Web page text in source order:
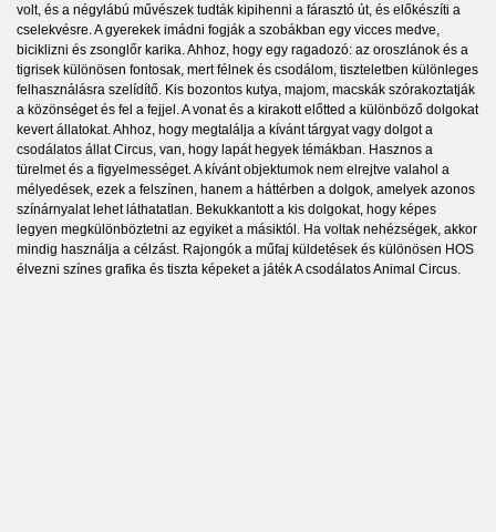
volt, és a négylábú művészek tudták kipihenni a fárasztó út, és előkészíti a
cselekvésre. A gyerekek imádni fogják a szobákban egy vicces medve,
biciklizni és zsonglőr karika. Ahhoz, hogy egy ragadozó: az oroszlánok és a
tigrisek különösen fontosak, mert félnek és csodálom, tiszteletben különleges
felhasználásra szelídítő. Kis bozontos kutya, majom, macskák szórakoztatják
a közönséget és fel a fejjel. A vonat és a kirakott előtted a különböző dolgokat
kevert állatokat. Ahhoz, hogy megtalálja a kívánt tárgyat vagy dolgot a
csodálatos állat Circus, van, hogy lapát hegyek témákban. Hasznos a
türelmet és a figyelmességet. A kívánt objektumok nem elrejtve valahol a
mélyedések, ezek a felszínen, hanem a háttérben a dolgok, amelyek azonos
színárnyalat lehet láthatatlan. Bekukkantott a kis dolgokat, hogy képes
legyen megkülönböztetni az egyiket a másiktól. Ha voltak nehézségek, akkor
mindig használja a célzást. Rajongók a műfaj küldetések és különösen HOS
élvezni színes grafika és tiszta képeket a játék A csodálatos Animal Circus.